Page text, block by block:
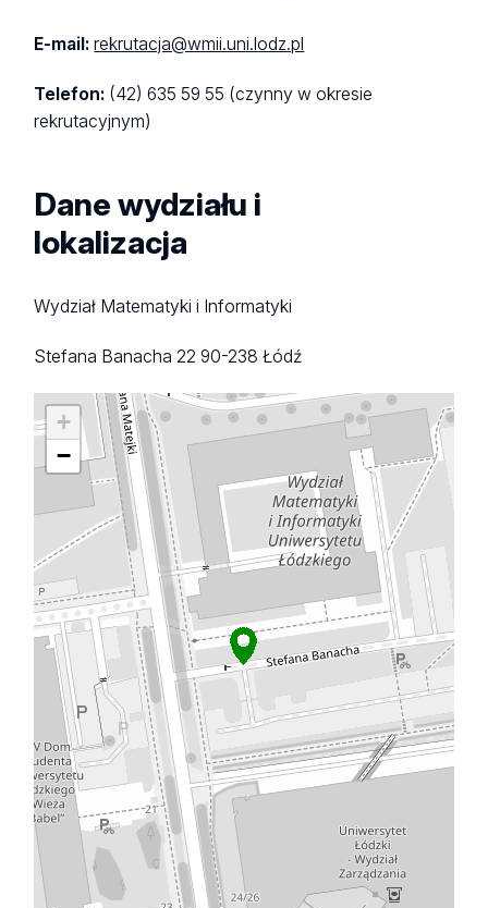
E-mail: rekrutacja@wmii.uni.lodz.pl
Telefon: (42) 635 59 55 (czynny w okresie
rekrutacyjnym)
Dane wydziału i
lokalizacja
Wydział Matematyki i Informatyki
Stefana Banacha 2290-238 Łódź
+
−